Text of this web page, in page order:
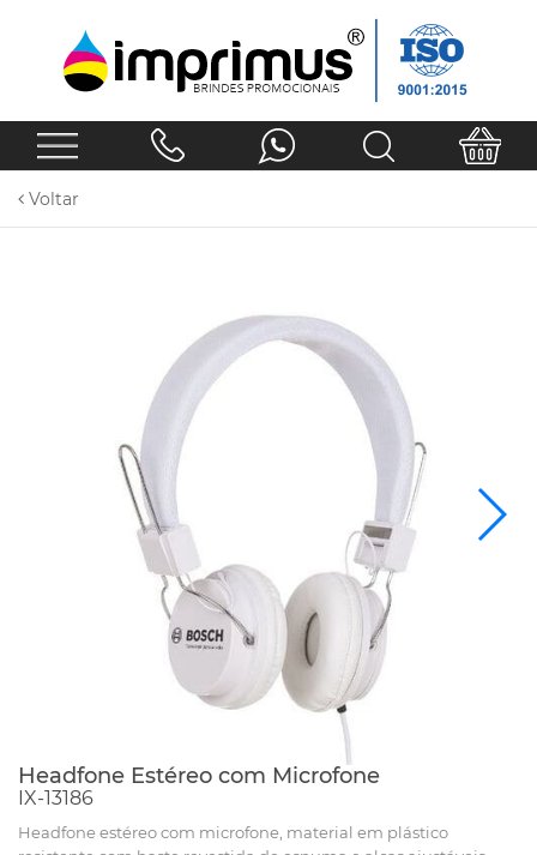
Voltar
Headfone Estéreo com Microfone
IX-13186
Headfone estéreo com microfone, material em plástico